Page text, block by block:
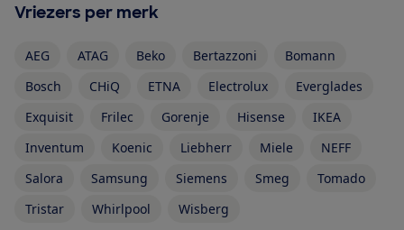
Vriezers per merk
AEG ATAG Beko Bertazzoni
Bomann
Bosch
CHiQ ETNA Electrolux
Everglades
Exquisit
Frilec Gorenje Hisense
IKEA
Inventum
Koenic Liebherr Miele
NEFF
Salora
Samsung Siemens Smeg
Tomado
Tristar
Whirlpool Wisberg